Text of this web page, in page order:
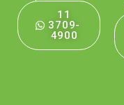
11
3709-
4900